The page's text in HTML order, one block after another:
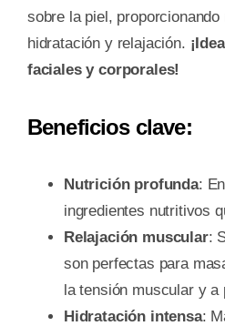
sobre la piel,
hidratación y relajación.
faciales y corporales!
Beneficios clave:
Nutrición profunda:
ingredientes nutritivos
Relajación muscular:
son perfectas para
la tensión muscular y a
Hidratación intensa: